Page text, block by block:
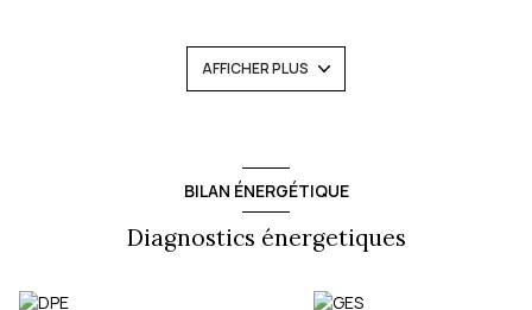
Un garage attenant de 28m2 et une cave en sous sol de 15m2.
Maison construite sur un terrain plat de 636 m², jardin arboré
Possibilité de garer plusieurs véhicules.
AFFICHER PLUS
BILAN ÉNERGÉTIQUE
Diagnostics énergetiques